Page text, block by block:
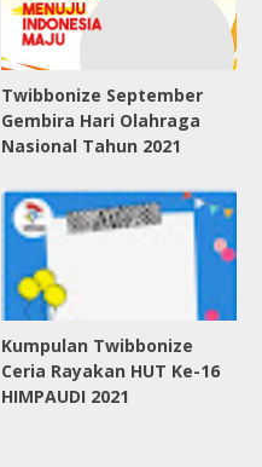
Twibbonize September
Gembira Hari Olahraga
Nasional Tahun 2021
Kumpulan Twibbonize
Ceria Rayakan HUT Ke-16
HIMPAUDI 2021